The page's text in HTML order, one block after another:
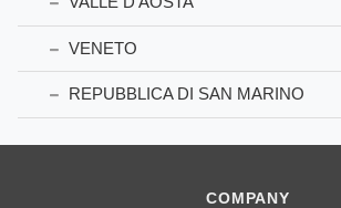
VENETO
REPUBBLICA DI SAN MARINO
COMPANY